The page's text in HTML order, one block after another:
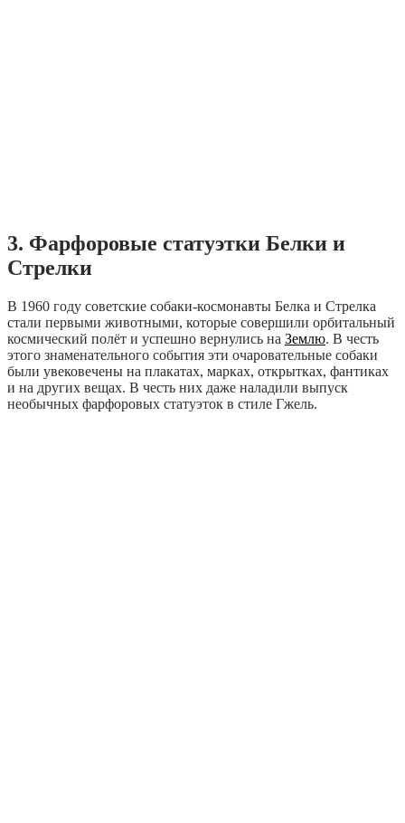
3. Фарфоровые статуэтки Белки и
Стрелки
В 1960 году советские собаки-космонавты Белка и Стрелка
стали первыми животными, которые совершили орбитальный
космический полёт и успешно вернулись на Землю. В честь
этого знаменательного события эти очаровательные собаки
были увековечены на плакатах, марках, открытках, фантиках
и на других вещах. В честь них даже наладили выпуск
необычных фарфоровых статуэток в стиле Гжель.